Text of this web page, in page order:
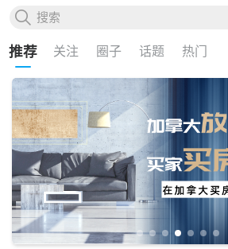
搜索
推荐 关注 圈子 话题 热门